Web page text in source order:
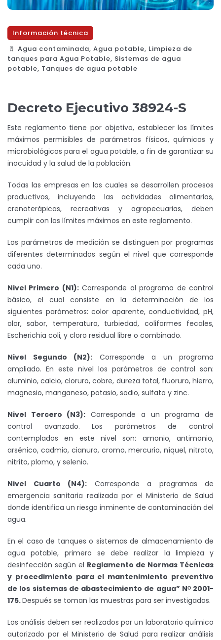
Información técnica
Agua contaminada, Agua potable, Limpieza de
tanques para Agua Potable, Sistemas de agua
potable, Tanques de agua potable
Decreto Ejecutivo 38924-S
Este reglamento tiene por objetivo, establecer los límites
máximos permisibles de parámetros físicos, químicos y
microbiológicos para el agua potable, a fin de garantizar su
inocuidad y la salud de la población.
Todas las empresas en las cuales se desarrollen procesos
productivos, incluyendo las actividades alimentarias,
crenoterápicas, recreativas y agropecuarias, deben
cumplir con los límites máximos en este reglamento.
Los parámetros de medición se distinguen por programas
diferentes determinados según el nivel que corresponde
cada uno.
Nivel Primero (N1):Corresponde al programa de control
básico, el cual consiste en la determinación de los
siguientes parámetros: color aparente, conductividad, pH,
olor, sabor, temperatura, turbiedad, coliformes fecales,
Escherichia coli, y cloro residual libre o combinado.
Nivel Segundo (N2): Corresponde a un programa
ampliado. En este nivel los parámetros de control son:
aluminio, calcio, cloruro, cobre, dureza total, fluoruro, hierro,
magnesio, manganeso, potasio, sodio, sulfato y zinc.
Nivel Tercero (N3): Corresponde a un programa de
control avanzado. Los parámetros de control
contemplados en este nivel son: amonio, antimonio,
arsénico, cadmio, cianuro, cromo, mercurio, níquel, nitrato,
nitrito, plomo, y selenio.
Nivel Cuarto (N4): Corresponde a programas de
emergencia sanitaria realizada por el Ministerio de Salud
donde identifica un riesgo inminente de contaminación del
agua.
En el caso de tanques o sistemas de almacenamiento de
agua potable, primero se debe realizar la limpieza y
desinfección según el Reglamento de Normas Técnicas
y procedimiento para el mantenimiento preventivo
de los sistemas de abastecimiento de agua” Nᴼ2001-
175.Después se toman las muestras para ser investigadas.
Los análisis deben ser realizados por un laboratorio químico
autorizado por el Ministerio de Salud para realizar análisis